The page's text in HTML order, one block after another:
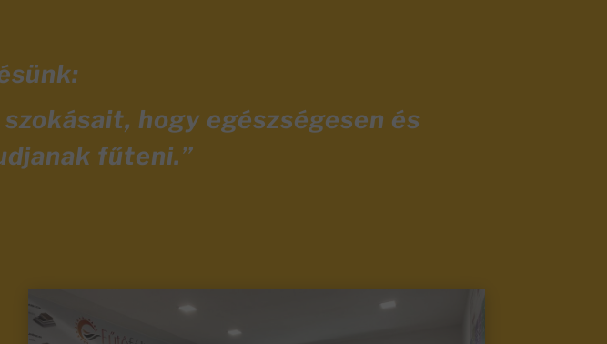
hogy egészségesen és
fűteni.”